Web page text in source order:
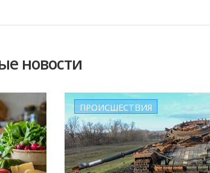
новости
ПРОИСШЕСТВИЯ